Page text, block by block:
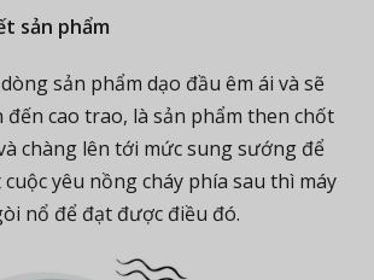
sản phẩm
sản phẩm dạo đầu êm ái và sẽ
đến cao trao, là sản phẩm then chốt
chàng lên tới mức sung sướng để
yêu nồng cháy phía sau thì máy
nổ để đạt được điều đó.